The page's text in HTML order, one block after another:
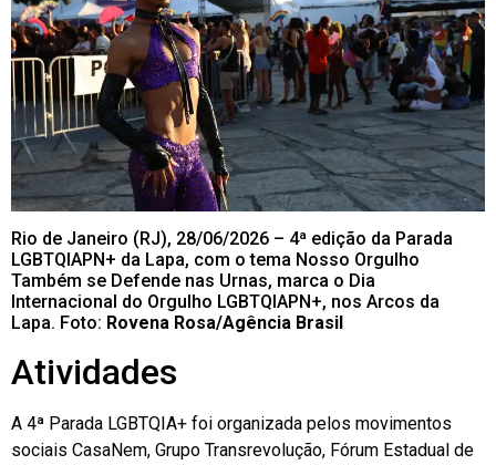
Rio de Janeiro (RJ), 28/06/2026 – 4ª edição da Parada
LGBTQIAPN+ da Lapa, com o tema Nosso Orgulho
Também se Defende nas Urnas, marca o Dia
Internacional do Orgulho LGBTQIAPN+, nos Arcos da
Lapa. Foto: Rovena Rosa/Agência Brasil
Atividades
A 4ª Parada LGBTQIA+ foi organizada pelos movimentos
sociais CasaNem, Grupo Transrevolução, Fórum Estadual de